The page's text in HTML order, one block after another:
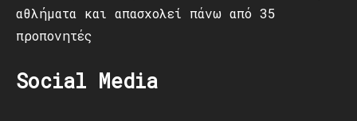
αθλήματα και απασχολεί πάνω από 35
προπονητές
Social Media